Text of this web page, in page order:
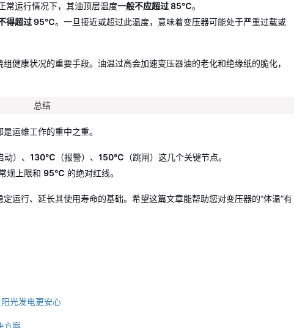
常运行情况下，其油顶层温度一般不应超过 85℃。
得超过 95℃。一旦接近或超过此温度，意味着变压器可能处于严重过载或
健康状况的重要手段。油温过高会加速变压器油的老化和绝缘纸的脆化，
总结
运维工作的重中之重。
动）、 130℃ （报警）、 150℃ （跳闸）这几个关键节点。
规上限和 95℃ 的绝对红线。
定运行、延长其使用寿命的基础。希望这篇文章能帮助您对变压器的“体温”有
光发电更安心